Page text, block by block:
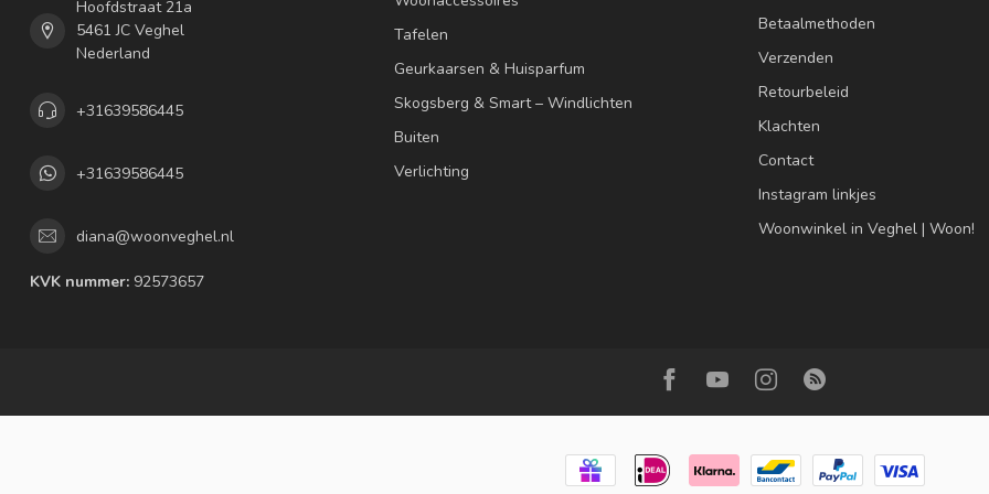
Hoofdstraat 21a
5461 JC Veghel
Nederland
+31639586445
+31639586445
diana@woonveghel.nl
KVK nummer: 92573657
Tafelen
Geurkaarsen & Huisparfum
Skogsberg & Smart – Windlichten
Buiten
Verlichting
Betaalmethoden
Verzenden
Retourbeleid
Klachten
Contact
Instagram linkjes
Woonwinkel in Veghel | Woon!